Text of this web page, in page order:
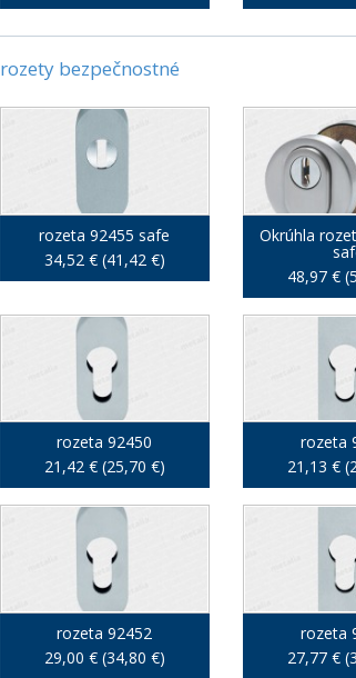
rozety bezpečnostné
rozeta 92455 safe
34,52 € (41,42 €)
Okrúhla
48,97 €
rozeta 92450
21,42 € (25,70 €)
rozeta
21,13 €
rozeta 92452
29,00 € (34,80 €)
rozeta
27,77 €